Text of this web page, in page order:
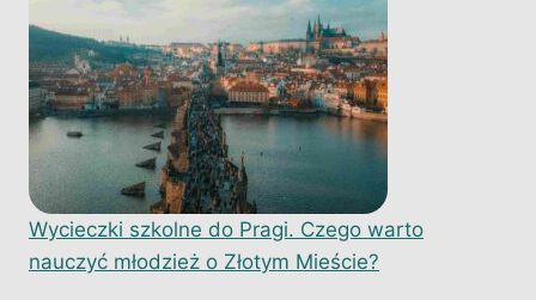
Wycieczki szkolne do Pragi. Czego warto
nauczyć młodzież o Złotym Mieście?